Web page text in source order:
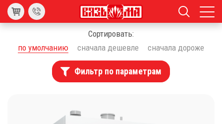
Сортировать:
по умолчанию
сначала дешевле сначала дороже
Фильтр по параметрам